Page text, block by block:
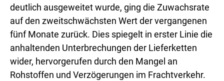
deutlich ausgeweitet wurde, ging die Zuwachsrate
auf den zweitschwächsten Wert der vergangenen
fünf Monate zurück. Dies spiegelt in erster Linie die
anhaltenden Unterbrechungen der Lieferketten
wider, hervorgerufen durch den Mangel an
Rohstoffen und Verzögerungen im Frachtverkehr.